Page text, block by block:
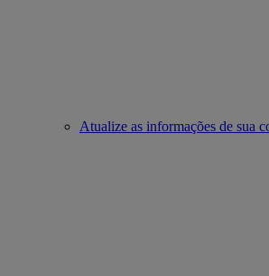
Atualize as informações de sua